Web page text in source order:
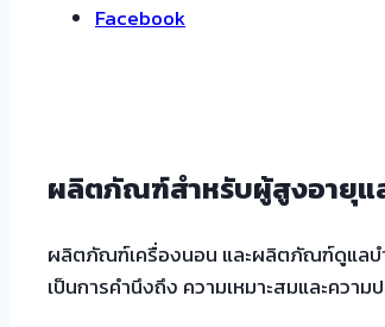
Facebook
ผลิตภัณฑ์สำหรับผู้สูงอายุแ
ผลิตภัณฑ์เครื่องนอน และผลิตภัณฑ์ดูแลบ
เป็นการคำนึงถึง ความเหมาะสมและควา